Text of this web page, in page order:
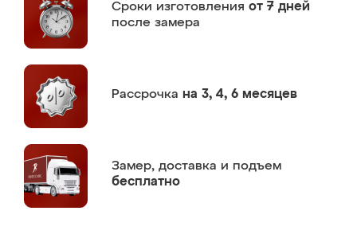
Сроки изготовления от 7 дней
после замера
Рассрочка на 3, 4, 6 месяцев
Замер, доставка и подъем
бесплатно